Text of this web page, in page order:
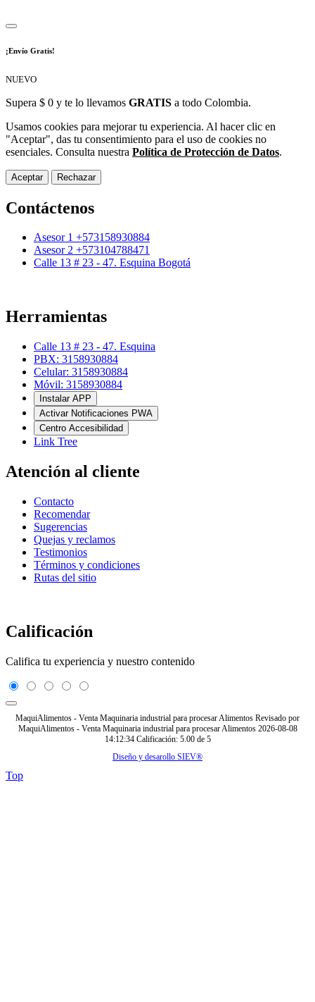
¡Envío Gratis!
NUEVO
Supera $ 0 y te lo llevamos GRATIS a todo Colombia.
Usamos cookies para mejorar tu experiencia. Al hacer clic en
"Aceptar", das tu consentimiento para el uso de cookies no
esenciales. Consulta nuestra Política de Protección de Datos.
Aceptar Rechazar
Contáctenos
Asesor 1 +573158930884
Asesor 2 +573104788471
Calle 13 # 23 - 47. Esquina Bogotá
Herramientas
Calle 13 # 23 - 47. Esquina
PBX: 3158930884
Celular: 3158930884
Móvil: 3158930884
Instalar APP
Activar Notificaciones PWA
Centro Accesibilidad
Link Tree
Atención al cliente
Contacto
Recomendar
Sugerencias
Quejas y reclamos
Testimonios
Términos y condiciones
Rutas del sitio
Calificación
Califica tu experiencia y nuestro contenido
MaquiAlimentos - Venta Maquinaria industrial para procesar Alimentos Revisado por
MaquiAlimentos - Venta Maquinaria industrial para procesar Alimentos 2026-08-08
14:12:34 Calificación: 5.00 de 5
Diseño y desarollo SIEV®
Top